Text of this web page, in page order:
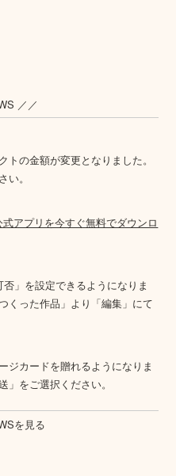
／／
の金額が変更となりました。
い。
アプリを今すぐ無料でダウンロ
」を設定できるようになりま
くった作品」より「編集」にて
ジカードを贈れるようになりま
」をご選択ください。
を見る